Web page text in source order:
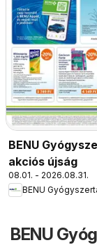
BENU
akciós újság
08.01. - 2026.08.31.
BENU
BENU